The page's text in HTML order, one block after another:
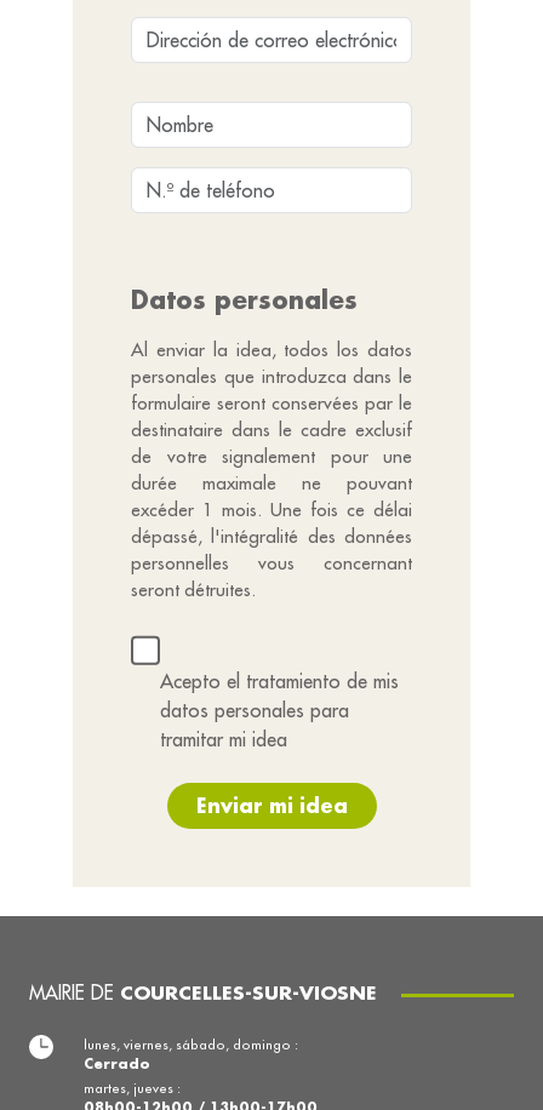
Datos personales
Al enviar la idea, todos los datos
personales que introduzca dans le
formulaire seront conservées par le
destinataire dans le cadre exclusif
de votre signalement pour une
durée maximale ne pouvant
excéder 1 mois. Une fois ce délai
dépassé, l'intégralité des données
personnelles vous concernant
seront détruites.
Acepto el tratamiento de mis
datos personales para
tramitar mi idea
Enviar mi idea
MAIRIE DE COURCELLES-SUR-VIOSNE
lunes, viernes, sábado, domingo :
Cerrado
martes, jueves :